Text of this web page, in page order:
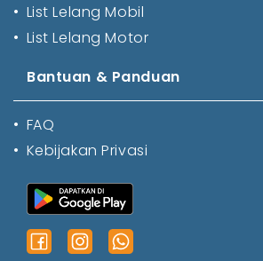
• List Lelang Mobil
• List Lelang Motor
Bantuan & Panduan
• FAQ
• Kebijakan Privasi